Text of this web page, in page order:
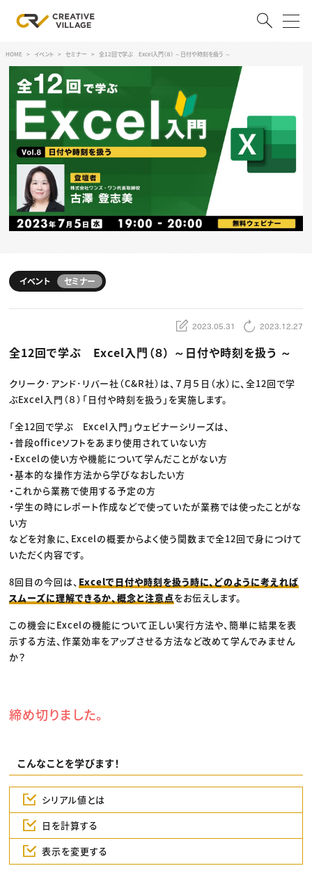
ACCOUNT
ログイン 会員登録
RECRUIT
クリエイター求人を探す
CREATIVE JOB求人検索
特集求人
採用説明会
転職支援サービス
CONTENTS
スキルアップしたい！ トップ
デザイン
動画配信・映像制作
ディレクション
業界解説・キャリア事情
TOP Creator’s コラム
ゲームクリエイター
映像クリエイター
クリエイターインタビュー
C＆R Magazine
ニュース・トレンド トップ
Web
ゲーム・エンタメ
広告
出版
CREATIVE VILLAGEからのお知らせ
プロフェッショナル×つながる×メディア
HOME イベント セミナー 全12回で学ぶ Excel入門（８） ～日付や時刻を扱う ～
イベント セミナー
2023.05.31 2023.12.27
全12回で学ぶ Excel入門（８） ～日付や時刻を扱う ～
クリーク･アンド･リバー社（C&R社）は、７月５日（水）に、全12回で学
ぶExcel入門（８）「日付や時刻を扱う」を実施します。
「全12回で学ぶ Excel入門」ウェビナーシリーズは、
・普段officeソフトをあまり使用されていない方
・Excelの使い方や機能について学んだことがない方
・基本的な操作方法から学びなおしたい方
・これから業務で使用する予定の方
・学生の時にレポート作成などで使っていたが業務では使ったことがな
い方
などを対象に、Excelの概要からよく使う関数まで全12回で身につけて
いただく内容です。
8回目の今回は、 Excelで日付や時刻を扱う時に、どのように考えれば
スムーズに理解できるか、概念と注意点をお伝えします。
この機会にExcelの機能について正しい実行方法や、簡単に結果を表
示する方法、作業効率をアップさせる方法など改めて学んでみません
か？
締め切りました。
こんなことを学びます！
シリアル値とは
日を計算する
表示を変更する